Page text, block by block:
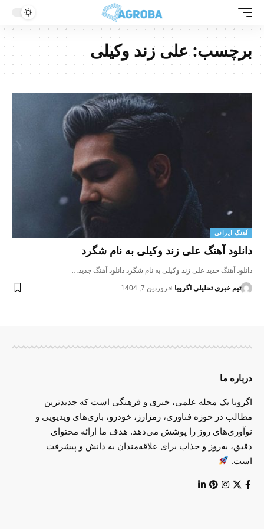
برچسب:علی زند وکیلی
آهنگ ایرانی
دانلود آهنگ علی زند وکیلی به نام شگرد
دانلود آهنگ جدید علی زند وکیلی به نام شگرد دانلود آهنگ جدید…
تیم خبری تحلیلی اگروبا فروردین 7, 1404
درباره ما
اگروبا یک مجله علمی، خبری و فرهنگی است که جدیدترین
مطالب در حوزه فناوری، رمزارز، خودرو، بازی‌های ویدیویی و
نوآوری‌های روز را پوشش می‌دهد. هدف ما ارائه محتوای
دقیق، به‌روز و جذاب برای علاقه‌مندان به دانش و پیشرفت
است.